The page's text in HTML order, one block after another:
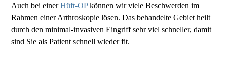
Auch bei einerHüft-OPkönnen wir viele Beschwerden im
Rahmen einer Arthroskopie lösen. Das behandelte Gebiet heilt
durch den minimal-invasiven Eingriff sehr viel schneller, damit
sind Sie als Patient schnell wieder fit.